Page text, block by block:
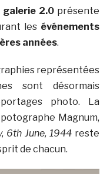
galerie 2.0présente
les événements
années.
représentées
sont désormais
photo. La
Magnum,
6th June, 1944 reste
de chacun.